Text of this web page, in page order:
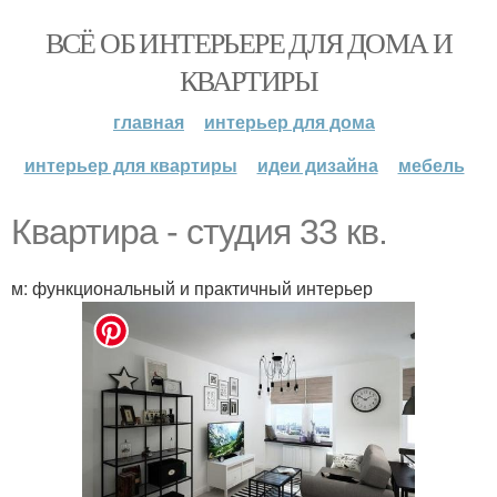
ВСЁ ОБ ИНТЕРЬЕРЕ ДЛЯ ДОМА И
КВАРТИРЫ
главная
интерьер для дома
интерьер для квартиры
идеи дизайна мебель
Квартира - студия 33 кв.
м: функциональный и практичный интерьер